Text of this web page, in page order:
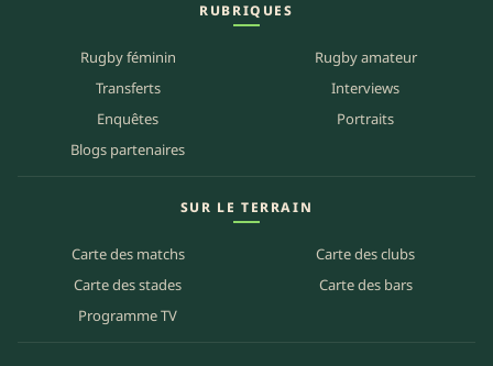
RUBRIQUES
Rugby féminin
Rugby amateur
Transferts
Interviews
Enquêtes
Portraits
Blogs partenaires
SUR LE TERRAIN
Carte des matchs
Carte des clubs
Carte des stades
Carte des bars
Programme TV